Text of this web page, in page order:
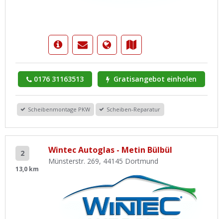
0176 31163513 Gratisangebot einholen
Scheibenmontage PKW Scheiben-Reparatur
2
13,0 km
Wintec Autoglas - Metin Bülbül
Münsterstr. 269, 44145 Dortmund